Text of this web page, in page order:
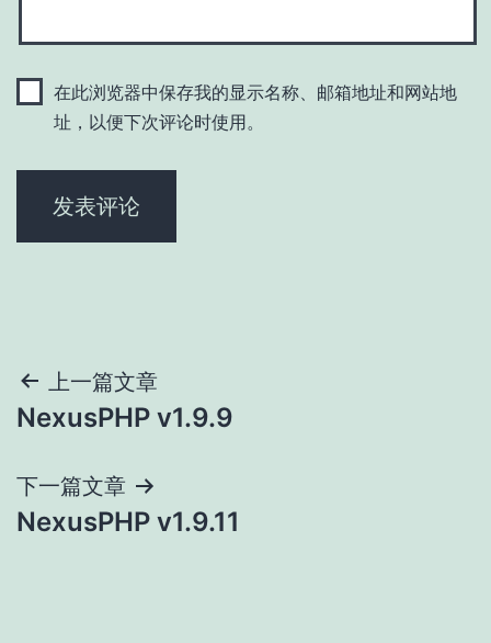
在此浏览器中保存我的显示名称、邮箱地址和网站地
址，以便下次评论时使用。
文
章
导
航
上一篇文章
NexusPHP v1.9.9
下一篇文章
NexusPHP v1.9.11